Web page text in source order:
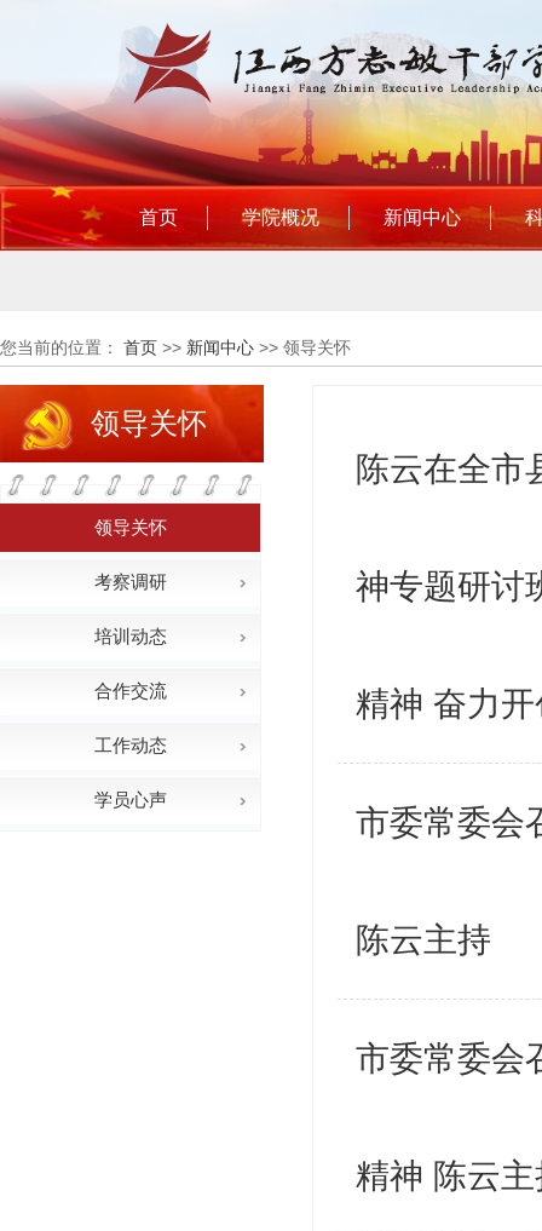
首页 学院概况 新闻中心
您当前的位置： 首页 >> 新闻中心 >> 领导关怀
领导关怀
领导关怀
考察调研
培训动态
合作交流
工作动态
学员心声
陈云在全市
神专题研讨
精神 奋力开
市委常委会
陈云主持
市委常委会
精神 陈云主